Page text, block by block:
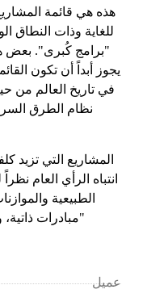
هذه هي قائمة
للغاية وذات النطاق
"برامج كُبرى". بعض
يجوز أبداً أن تكون
في تاريخ العالم من
نظام الطرق
المشاريع التي تزيد
انتباه الرأي العام
الطبيعية
"مبادرات
عميل